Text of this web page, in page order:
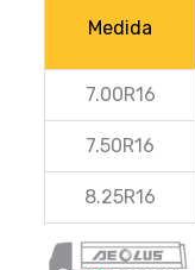
Medida
7.00R16
7.50R16
8.25R16